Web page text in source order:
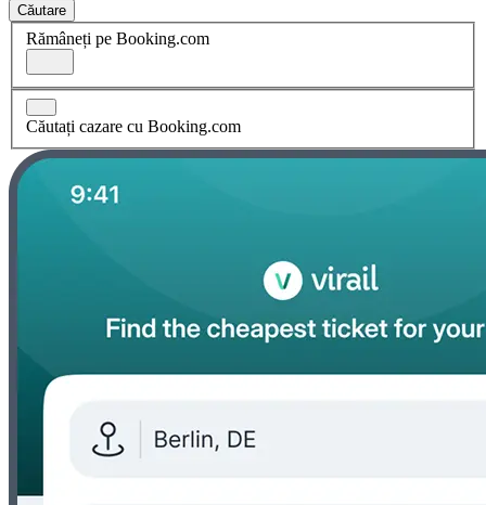
Căutare
Rămâneți pe Booking.com
Căutați cazare cu Booking.com